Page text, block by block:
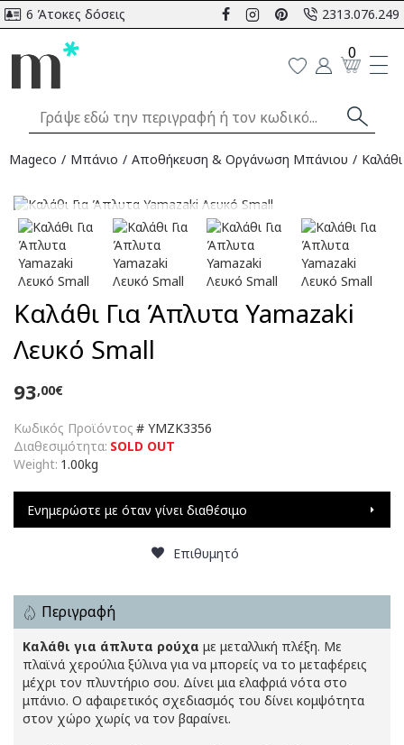
6 Άτοκες δόσεις 2313.076.249
0
Mageco Μπάνιο Αποθήκευση & Οργάνωση Μπάνιου
SOLD OUT
Καλάθι Για Άπλυτα Yamazaki
Λευκό Small
Κωδικός Προϊόντος # YMZK3356
Διαθεσιμότητα: SOLD OUT
Weight: 1.00kg
93,00€
Ενημερώστε με όταν γίνει διαθέσιμο
Επιθυμητό
Περιγραφή
Καλάθι για άπλυτα ρούχα με μεταλλική πλέξη. Με
πλαϊνά χερούλια ξύλινα για να μπορείς να το μεταφέρεις
μέχρι τον πλυντήριο σου. Δίνει μια ελαφριά νότα στο
μπάνιο. Ο αφαιρετικός σχεδιασμός του δίνει κομψότητα
στον χώρο χωρίς να τον βαραίνει.